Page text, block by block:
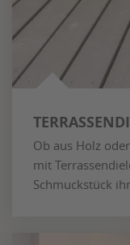
Ob aus Holz
mit
Schmuckstück